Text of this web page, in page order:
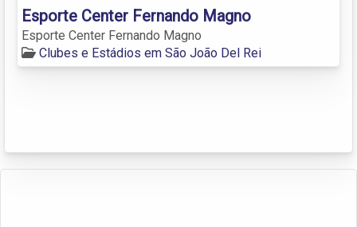
Esporte Center Fernando Magno
Esporte Center Fernando Magno
Clubes e Estádios em São João Del Rei